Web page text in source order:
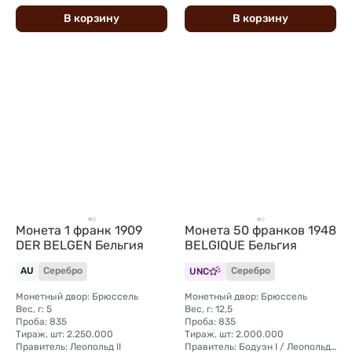
В корзину В корзину
Монета 1 франк 1909
DER BELGEN Бельгия
AU Серебро
Монетный двор: Брюссель
Вес, г: 5
Проба: 835
Тираж, шт: 2.250.000
Правитель: Леопольд II
Монета 50 франков 1948
BELGIQUE Бельгия
UNC Серебро
Монетный двор: Брюссель
Вес, г: 12,5
Проба: 835
Тираж, шт: 2.000.000
Правитель: Бодуэн I / Леопольд III